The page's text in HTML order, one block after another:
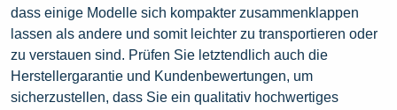
dass einige Modelle sich kompakter zusammenklappen
lassen als andere und somit leichter zu transportieren oder
zu verstauen sind. Prüfen Sie letztendlich auch die
Herstellergarantie und Kundenbewertungen, um
sicherzustellen, dass Sie ein qualitativ hochwertiges